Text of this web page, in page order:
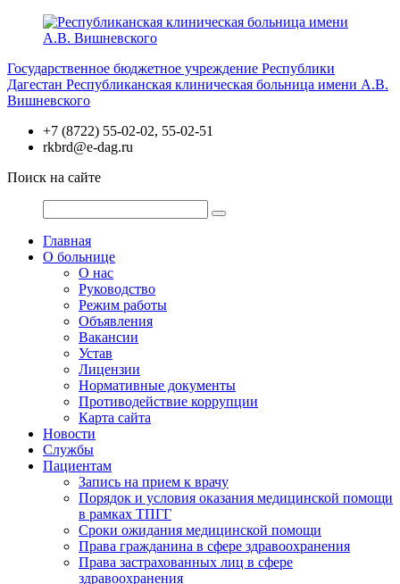
Перейти
Государственное бюджетное учреждение Республики
Дагестан Республиканская клиническая больница имени А.В.
Вишневского
+7 (8722) 55-02-02, 55-02-51
rkbrd@e-dag.ru
Поиск на сайте
Главная
О больнице
О нас
Руководство
Режим работы
Объявления
Вакансии
Устав
Лицензии
Нормативные документы
Противодействие коррупции
Карта сайта
Новости
Службы
Пациентам
Запись на прием к врачу
Порядок и условия оказания медицинской помощи
в рамках ТПГГ
Сроки ожидания медицинской помощи
Права гражданина в сфере здравоохранения
Права застрахованных лиц в сфере
здравоохранения